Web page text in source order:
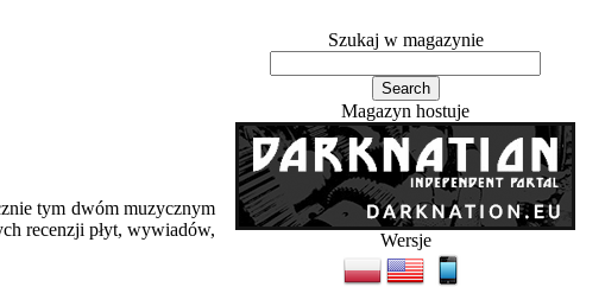
tym dwóm muzycznym
recenzji płyt, wywiadów,
Szukaj w magazynie
Magazyn hostuje
Wersje